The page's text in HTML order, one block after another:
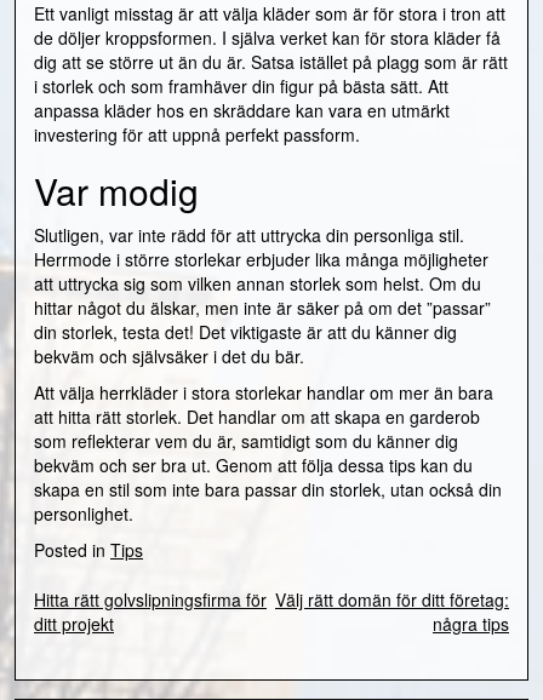
Ett vanligt misstag är att välja kläder som är för stora i tron att
de döljer kroppsformen. I själva verket kan för stora kläder få
dig att se större ut än du är. Satsa istället på plagg som är rätt
i storlek och som framhäver din figur på bästa sätt. Att
anpassa kläder hos en skräddare kan vara en utmärkt
investering för att uppnå perfekt passform.
Var modig
Slutligen, var inte rädd för att uttrycka din personliga stil.
Herrmode i större storlekar erbjuder lika många möjligheter
att uttrycka sig som vilken annan storlek som helst. Om du
hittar något du älskar, men inte är säker på om det ”passar”
din storlek, testa det! Det viktigaste är att du känner dig
bekväm och självsäker i det du bär.
Att välja herrkläder i stora storlekar handlar om mer än bara
att hitta rätt storlek. Det handlar om att skapa en garderob
som reflekterar vem du är, samtidigt som du känner dig
bekväm och ser bra ut. Genom att följa dessa tips kan du
skapa en stil som inte bara passar din storlek, utan också din
personlighet.
Posted in Tips
Inläggsnavigering
Hitta rätt golvslipningsfirma för
ditt projekt
Välj rätt domän för ditt företag:
några tips